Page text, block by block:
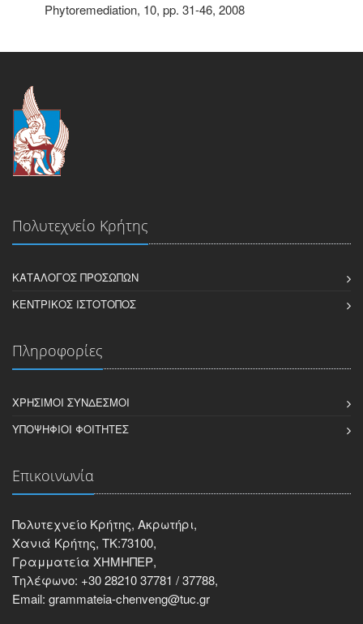
Phytoremediation, 10, pp. 31-46, 2008
Πολυτεχνείο Κρήτης
ΚΑΤΆΛΟΓΟΣ ΠΡΟΣΏΠΩΝ
ΚΕΝΤΡΙΚΌΣ ΙΣΤΌΤΟΠΟΣ
Πληροφορίες
ΧΡΉΣΙΜΟΙ ΣΎΝΔΕΣΜΟΙ
ΥΠΟΨΉΦΙΟΙ ΦΟΙΤΗΤΈΣ
Επικοινωνία
Πολυτεχνείο Κρήτης, Ακρωτήρι,
Χανιά Κρήτης, ΤΚ:73100,
Γραμματεία ΧΗΜΗΠΕΡ,
Τηλέφωνο: +30 28210 37781 / 37788,
Email: grammateia-chenveng@tuc.gr